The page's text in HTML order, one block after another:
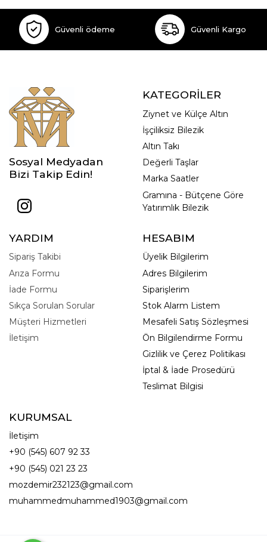
Güvenli ödeme Güvenli Kargo
Sosyal Medyadan
Bizi Takip Edin!
KATEGORİLER
Ziynet ve Külçe Altın
İşçiliksiz Bilezik
Altın Takı
Değerli Taşlar
Marka Saatler
Gramına - Bütçene Göre
Yatırımlık Bilezik
YARDIM
Sipariş Takibi
Arıza Formu
İade Formu
Sıkça Sorulan Sorular
Müşteri Hizmetleri
İletişim
HESABIM
Üyelik Bilgilerim
Adres Bilgilerim
Siparişlerim
Stok Alarm Listem
Mesafeli Satış Sözleşmesi
Ön Bilgilendirme Formu
Gizlilik ve Çerez Politikası
İptal & İade Prosedürü
Teslimat Bilgisi
KURUMSAL
İletişim
+90 (545) 607 92 33
+90 (545) 021 23 23
mozdemir232123@gmail.com
muhammedmuhammed1903@gmail.com